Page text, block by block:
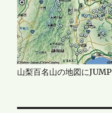
山梨百名山の地図にJUMP